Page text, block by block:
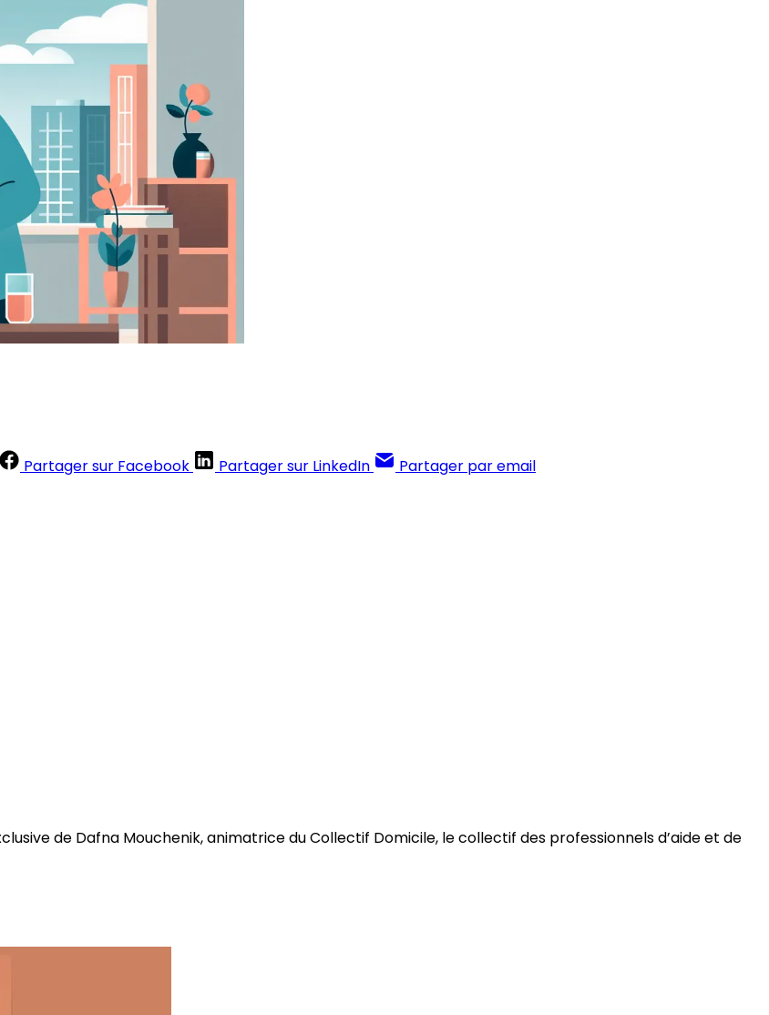
Partager sur Facebook Partager sur LinkedIn Partager par email
de Dafna Mouchenik, animatrice du Collectif Domicile, le collectif des professionnels d’aide et de